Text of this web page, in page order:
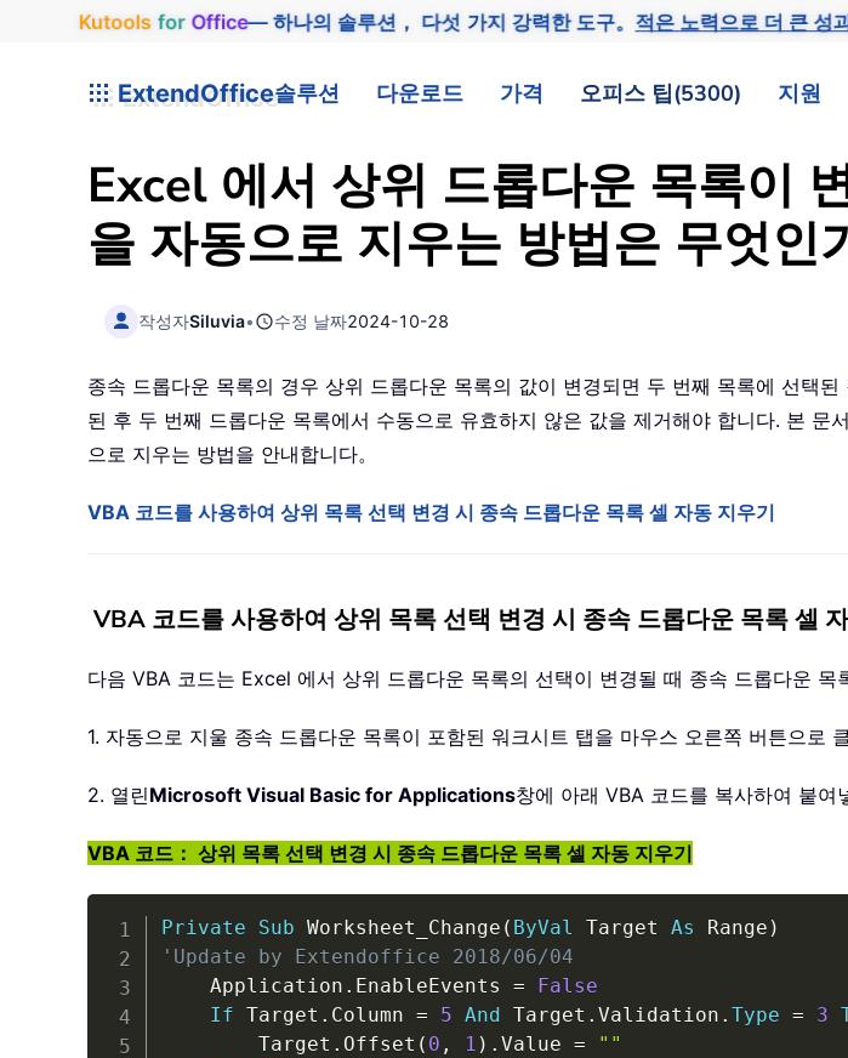
Kutools for Office— 하나의 솔루션， 다섯 가지 강력한 도구。 적은 노력으로 더 큰 성과
ExtendOffice솔루션 다운로드 가격 오피스 팁(5300) 지원
Excel 에서 상위 드롭다운 목록이
을 자동으로 지우는 방법은 무엇인
작성자Siluvia• 수정 날짜2024-10-28
종속 드롭다운 목록의 경우 상위 드롭다운 목록의 값이 변경되면 두 번째 목록에 선택
된 후 두 번째 드롭다운 목록에서 수동으로 유효하지 않은 값을 제거해야 합니다. 본
으로 지우는 방법을 안내합니다。
VBA 코드를 사용하여 상위 목록 선택 변경 시 종속 드롭다운 목록 셀 자동 지우기
VBA 코드를 사용하여 상위 목록 선택 변경 시 종속 드롭다운 목록 셀
다음 VBA 코드는 Excel 에서 상위 드롭다운 목록의 선택이 변경될 때 종속 드롭다운 목
1. 자동으로 지울 종속 드롭다운 목록이 포함된 워크시트 탭을 마우스 오른쪽 버튼으로
2. 열린Microsoft Visual Basic for Applications창에 아래 VBA 코드를 복사하여 붙여
VBA 코드： 상위 목록 선택 변경 시 종속 드롭다운 목록 셀 자동 지우기
Private Sub Worksheet_Change ( ByVal Target As Range )
'Update by Extendoffice 2018/06/04
    Application
. EnableEvents =
False
If Target . Column = 5 And Target . Validation . Type = 3
        Target
. Offset ( 0 , 1 ) . Value =
""